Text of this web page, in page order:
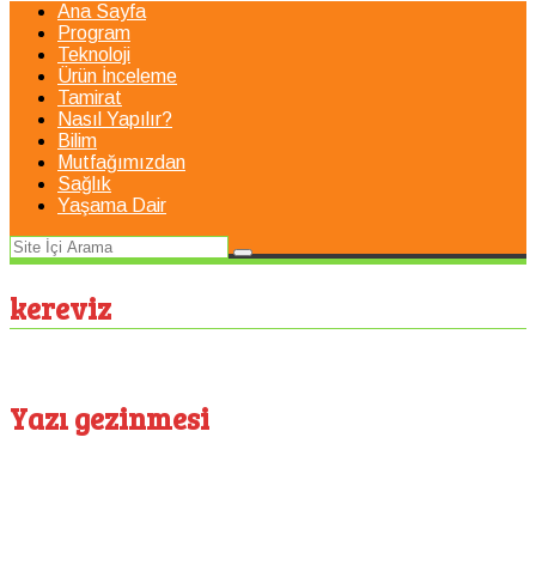
Ana Sayfa
Program
Teknoloji
Ürün İnceleme
Tamirat
Nasıl Yapılır?
Bilim
Mutfağımızdan
Sağlık
Yaşama Dair
kereviz
Yazı gezinmesi